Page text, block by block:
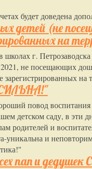
будет доведена
детей (не
на
г.
не посещающих
зарегистрированных на
повод
детском саду, в эти
родителей и
уникальна и
пап и